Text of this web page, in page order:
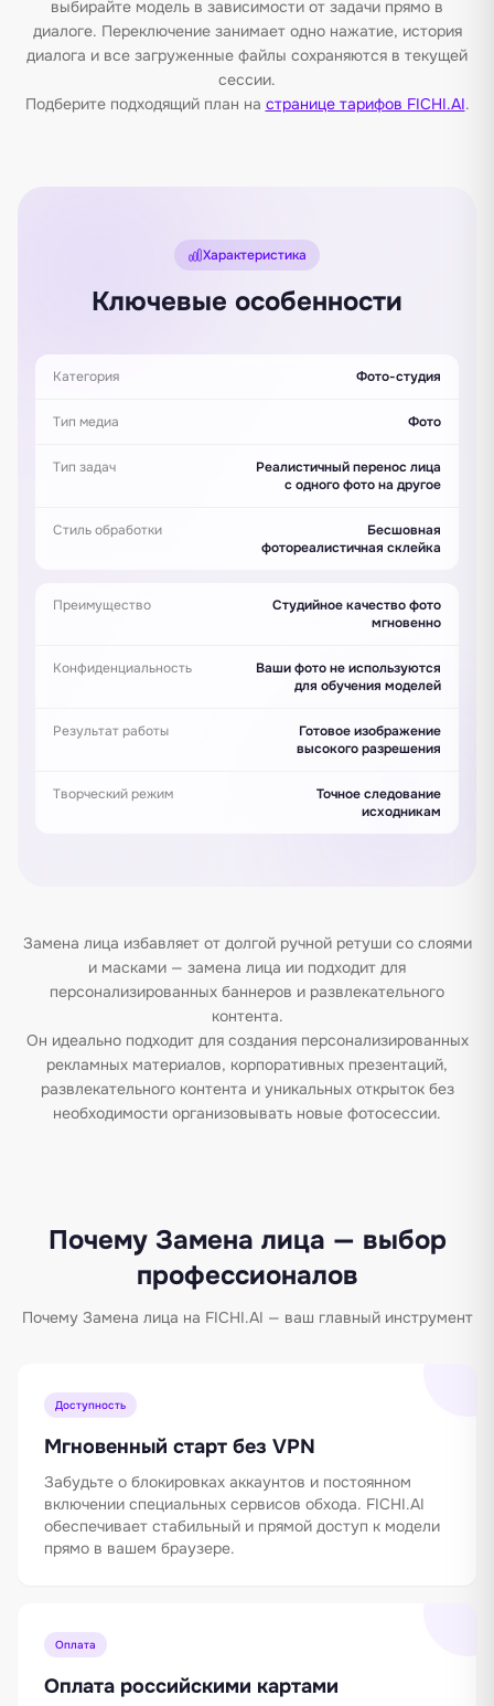
выбирайте модель в зависимости от задачи прямо в
диалоге. Переключение занимает одно нажатие, история
диалога и все загруженные файлы сохраняются в текущей
сессии.
Подберите подходящий план на странице тарифов FICHI.AI.
Характеристика
Ключевые особенности
Категория Фото-студия
Тип медиа Фото
Тип задач
Реалистичный перенос лица
с одного фото на другое
Стиль обработки
Бесшовная
фотореалистичная склейка
Преимущество
Студийное качество фото
мгновенно
Конфиденциальность
Ваши фото не используются
для обучения моделей
Результат работы
Готовое изображение
высокого разрешения
Творческий режим
Точное следование
исходникам
Замена лица избавляет от долгой ручной ретуши со слоями
и масками — замена лица ии подходит для
персонализированных баннеров и развлекательного
контента.
Он идеально подходит для создания персонализированных
рекламных материалов, корпоративных презентаций,
развлекательного контента и уникальных открыток без
необходимости организовывать новые фотосессии.
Почему Замена лица — выбор
профессионалов
Почему Замена лица на FICHI.AI — ваш главный инструмент
Доступность
Мгновенный старт без VPN
Забудьте о блокировках аккаунтов и постоянном
включении специальных сервисов обхода. FICHI.AI
обеспечивает стабильный и прямой доступ к модели
прямо в вашем браузере.
Оплата
Оплата российскими картами